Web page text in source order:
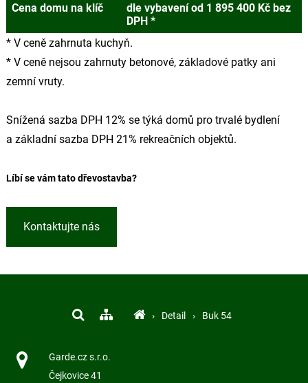
Cena domu na klíč
dle vybavení od 1 895 400 Kč bez
DPH *
* V ceně zahrnuta kuchyň.
* V ceně nejsou zahrnuty betonové, základové patky ani
zemní vruty.
Snížená sazba DPH 12% se týká domů pro trvalé bydlení
a základní sazba DPH 21% rekreačních objektů.
Líbí se vám tato dřevostavba?
Kontaktujte nás
› Detail › Buk 54
Garde.cz s.r.o.
Čejkovice 41